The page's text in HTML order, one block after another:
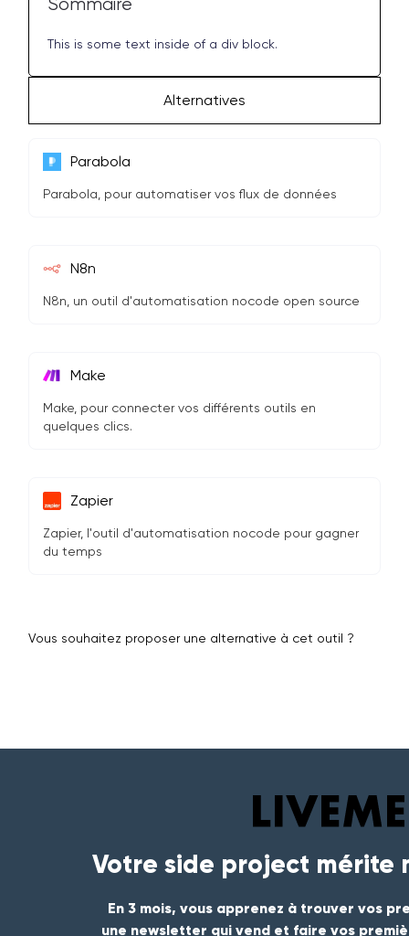
This is some text inside of a div block.
Alternatives
Parabola
Parabola, pour automatiser vos flux de données
N8n
N8n, un outil d'automatisation nocode open source
Make
Make, pour connecter vos différents outils en
quelques clics.
Zapier
Zapier, l'outil d'automatisation nocode pour gagner
du temps
Vous souhaitez proposer une alternative à cet outil ?
Votre side project mérite
En 3 mois, vous apprenez à trouver vos
une newsletter qui vend et faire vos